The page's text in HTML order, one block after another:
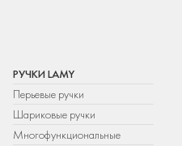
РУЧКИ LAMY
Перьевые ручки
Шариковые ручки
Многофункциональные